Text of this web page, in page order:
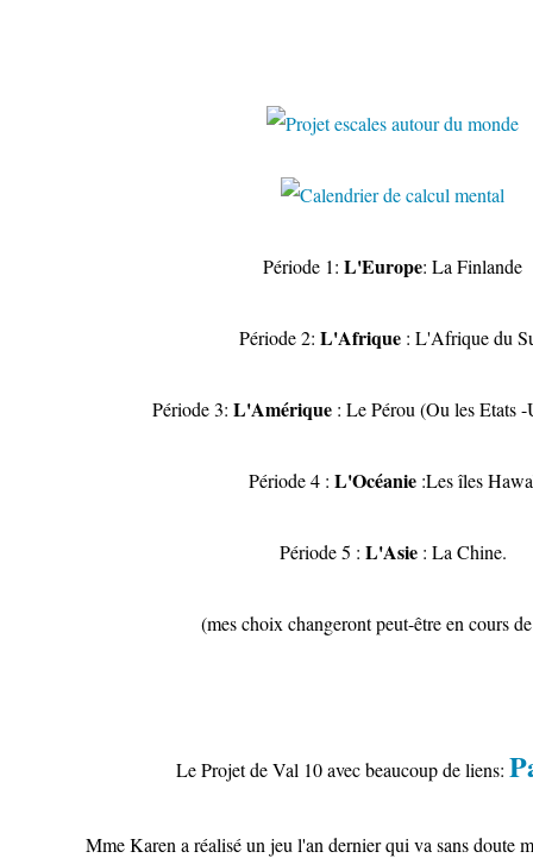
Période 1: L'Europe: La Finlande
Période 2: L'Afrique: L'Afrique du
Période 3: L'Amérique: Le Pérou (Ou les Etats -
Période 4 : L'Océanie:Les îles
Période 5 : L'Asie: La Chine.
(mes choix changeront peut-être en cours
Le Projet de Val 10 avec beaucoup de liens:
Mme Karen a réalisé un jeu l'an dernier qui va sans doute